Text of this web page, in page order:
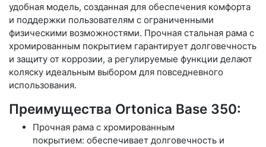
удобная модель, созданная для обеспечения комфорта
и поддержки пользователям с ограниченными
физическими возможностями. Прочная стальная рама с
хромированным покрытием гарантирует долговечность
и защиту от коррозии, а регулируемые функции делают
коляску идеальным выбором для повседневного
использования.
Преимущества Ortonica Base 350:
Прочная рама с хромированным
покрытием: обеспечивает долговечность и